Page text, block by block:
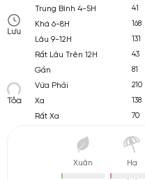
Lưu
Trung Bình 4-5H
41
Khá 6-8H
168
Lâu 9-12H
131
Rất Lâu Trên 12H
43
Tỏa
Gần
81
Vừa Phải
210
Xa
138
Rất Xa
70
Xuân Hạ